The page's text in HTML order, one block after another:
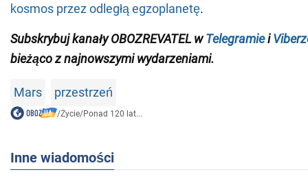
kosmos przez odległą egzoplanetę.
Subskrybujkanały OBOZREVATEL w Telegramiei
bieżąco z najnowszymi wydarzeniami.
Mars przestrzeń
/Życie/Ponad 120 lat...
Inne wiadomości